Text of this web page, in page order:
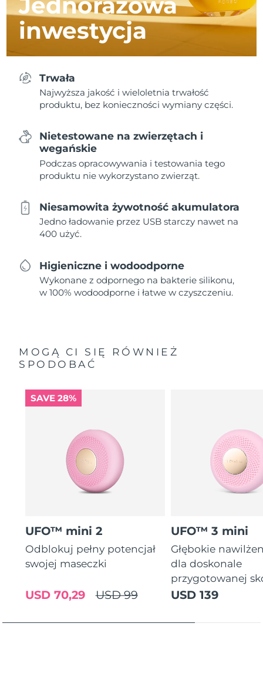
inwestycja
Trwała
Najwyższa jakość i wieloletnia trwałość
produktu, bez konieczności wymiany części.
Nietestowane na zwierzętach i
wegańskie
Podczas opracowywania i testowania tego
produktu nie wykorzystano zwierząt.
Niesamowita żywotność akumulatora
Jedno ładowanie przez USB starczy nawet na
400 użyć.
Higieniczne i wodoodporne
Wykonane z odpornego na bakterie silikonu,
w 100% wodoodporne i łatwe w czyszczeniu.
MOGĄ CI SIĘ RÓWNIEŻ
SPODOBAĆ
SAVE 28%
UFO™ mini 2
Odblokuj pełny potencjał
swojej maseczki
USD 99
USD 70,29
UFO™ 3 mini
Głębokie
dla doskonale
przygotowanej
USD 139